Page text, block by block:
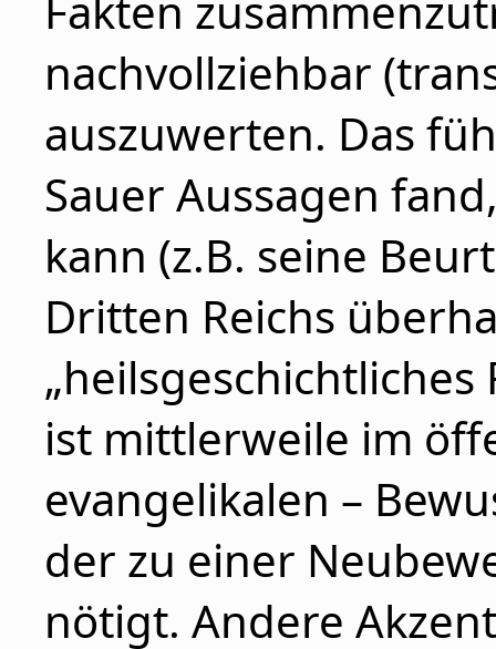
nachvollziehbar
auszuwerten. Das
Sauer Aussagen
kann (z.B. seine
Dritten Reichs
„heilsgeschichtliches
ist mittlerweile im
evangelikalen –
der zu einer
nötigt. Andere